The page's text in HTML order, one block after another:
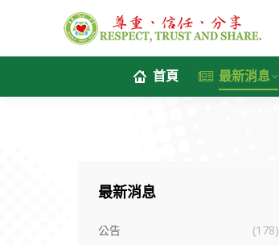
首頁 最新消息
最新消息
公告
(178)